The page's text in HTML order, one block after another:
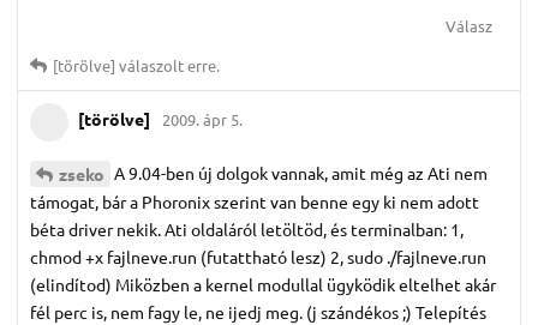
Válasz
[törölve] válaszolt erre.
[törölve] 2009. ápr 5.
zseko A 9.04-ben új dolgok vannak, amit még az Ati nem
támogat, bár a Phoronix szerint van benne egy ki nem adott
béta driver nekik. Ati oldaláról letöltöd, és terminalban: 1,
chmod +x fajlneve.run (futattható lesz) 2, sudo ./fajlneve.run
(elindítod) Miközben a kernel modullal ügyködik eltelhet akár
fél perc is, nem fagy le, ne ijedj meg. (j szándékos ;) Telepítés